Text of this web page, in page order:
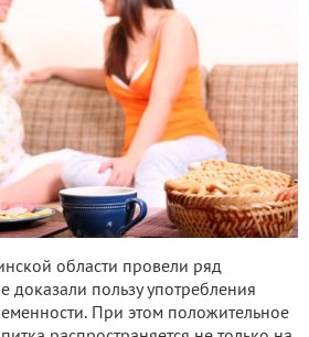
области провели ряд
доказали пользу употребления
При этом положительное